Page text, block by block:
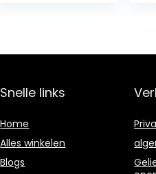
35-118
Snelle links
Home
Alles winkelen
Blogs